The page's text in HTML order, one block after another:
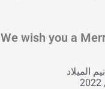
We wish you a
الميلاد